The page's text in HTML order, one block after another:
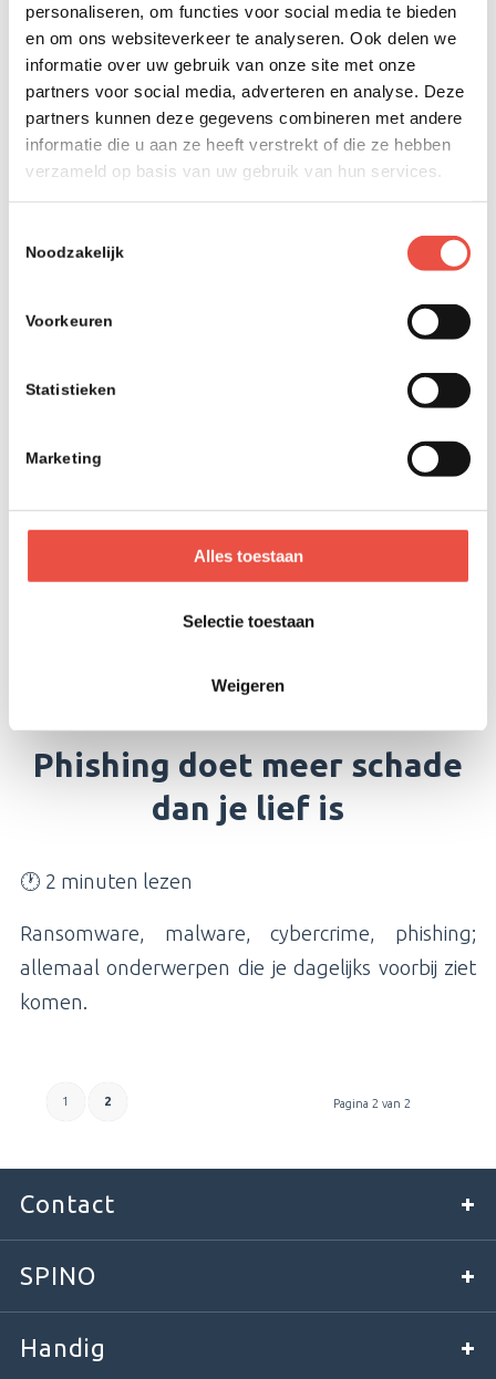
personaliseren, om functies voor social media te bieden
en om ons websiteverkeer te analyseren. Ook delen we
informatie over uw gebruik van onze site met onze
partners voor social media, adverteren en analyse. Deze
partners kunnen deze gegevens combineren met andere
informatie die u aan ze heeft verstrekt of die ze hebben
verzameld op basis van uw gebruik van hun services.
Noodzakelijk
Voorkeuren
Statistieken
Marketing
Alles toestaan
Selectie toestaan
Weigeren
Mag ik één kilo cloud,
alstublieft?
🕐 3 minuten lezen
Vraag 10 mensen wat ‘cloud’ betekent en je krijgt
Microsoft Teams haalt Slack
🕐 2 minuten lezen
Wereldwijd gebruiken meer dan 19 miljoen
mensen Microsoft Teams waarvan ruim 13 miljoen
Phishing doet meer schade
dan je lief is
🕐 2 minuten lezen
Ransomware, malware, cybercrime, phishing;
allemaal onderwerpen die je dagelijks voorbij ziet
komen.
Pagina 2 van 2
1 2
Contact
SPINO
Handig